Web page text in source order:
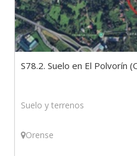
S78.2. Suelo en El Polvorín
Suelo y terrenos
Orense